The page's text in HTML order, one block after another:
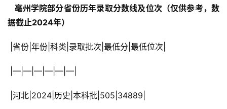
  亳州学院部分省份历年录取分数线及位次（仅供参考，数
据截止2024年）
|省份|年份|科类|录取批次|最低分|最低位次|
|—|—|—|—|—|—|
|河北|2024|历史|本科批|505|34889|